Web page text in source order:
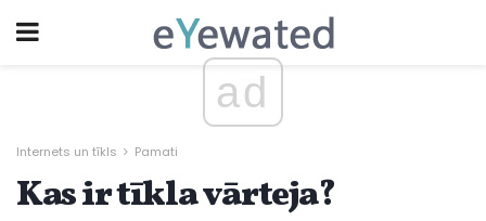
ad
Internets un tīkls Pamati
Kas ir tīkla vārteja?